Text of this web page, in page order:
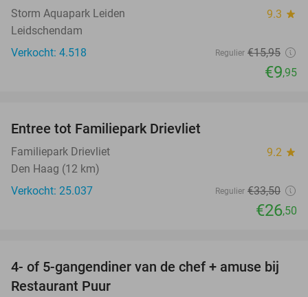
Storm Aquapark Leiden 9.3 star
Leidschendam
Verkocht: 4.518
Regulier €15,95
€9,95
Entree tot Familiepark Drievliet
Familiepark Drievliet 9.2 star
Den Haag (12 km)
Verkocht: 25.037
Regulier €33,50
€26,50
40%
4- of 5-gangendiner van de chef + amuse bij
Restaurant Puur